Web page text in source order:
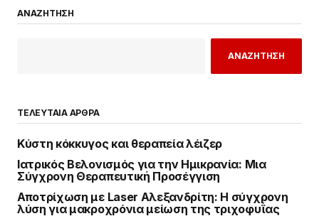
ΑΝΑΖΗΤΗΣΗ
ΑΝΑΖΗΤΗΣΗ
ΤΕΛΕΥΤΑΙΑ ΑΡΘΡΑ
Κύστη κόκκυγος και θεραπεία λέιζερ
Ιατρικός Βελονισμός για την Ημικρανία: Μια
Σύγχρονη Θεραπευτική Προσέγγιση
Αποτρίχωση με Laser Αλεξανδρίτη: Η σύγχρονη
λύση για μακροχρόνια μείωση της τριχοφυΐας